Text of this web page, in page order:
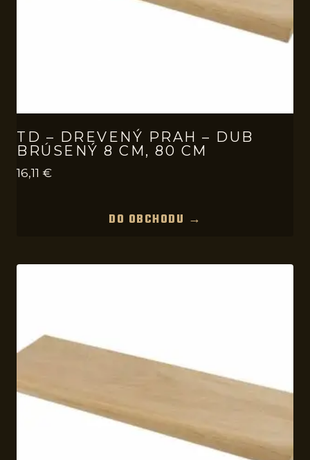
TD – DREVENÝ PRAH – DUB
BRÚSENÝ 8 CM, 80 CM
16,11 €
DO OBCHODU →